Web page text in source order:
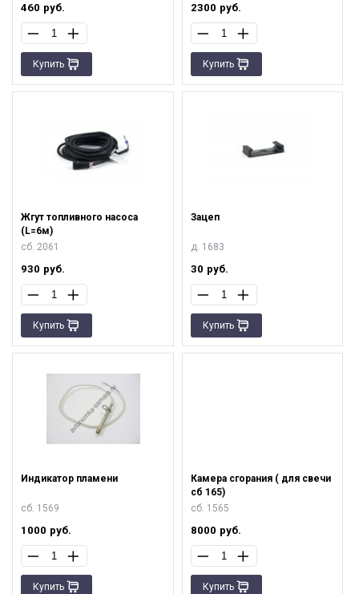
460 руб.
Купить
2300 руб.
Купить
Жгут топливного насоса
(L=6м)
сб. 2061
930 руб.
Купить
Зацеп
д. 1683
30 руб.
Купить
Индикатор пламени
сб. 1569
1000 руб.
Купить
Камера сгорания ( для свечи
сб 165)
сб. 1565
8000 руб.
Купить